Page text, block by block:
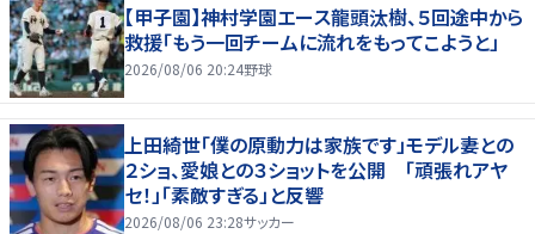
【甲子園】神村学園エース龍頭汰樹、５回途中から
救援「もう一回チームに流れをもってこようと」
2026/08/06 20:24野球
上田綺世「僕の原動力は家族です」モデル妻との
２ショ、愛娘との３ショットを公開 「頑張れアヤ
セ！」「素敵すぎる」と反響
2026/08/06 23:28サッカー